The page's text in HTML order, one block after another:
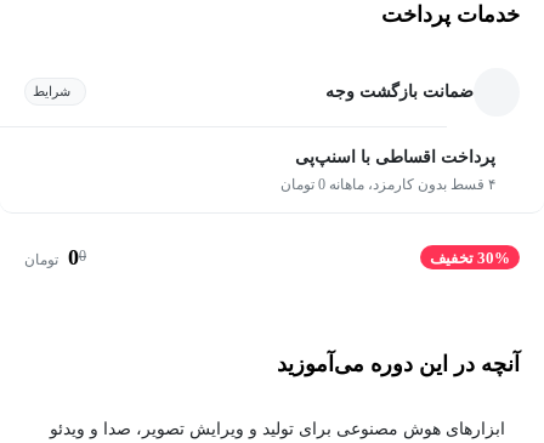
خدمات پرداخت
ضمانت بازگشت وجه شرایط
پرداخت اقساطی با اسنپ‌پی
۴ قسط بدون کارمزد، ماهانه 0 تومان
30% تخفیف 0
0 تومان
آنچه در این دوره می‌آموزید
ابزارهای هوش مصنوعی برای تولید و ویرایش تصویر، صدا و ویدئو